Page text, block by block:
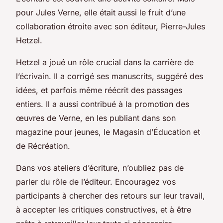
pour Jules Verne, elle était aussi le fruit d’une
collaboration étroite avec son éditeur, Pierre-Jules
Hetzel.
Hetzel a joué un rôle crucial dans la carrière de
l’écrivain. Il a corrigé ses manuscrits, suggéré des
idées, et parfois même réécrit des passages
entiers. Il a aussi contribué à la promotion des
œuvres de Verne, en les publiant dans son
magazine pour jeunes, le Magasin d’Éducation et
de Récréation.
Dans vos ateliers d’écriture, n’oubliez pas de
parler du rôle de l’éditeur. Encouragez vos
participants à chercher des retours sur leur travail,
à accepter les critiques constructives, et à être